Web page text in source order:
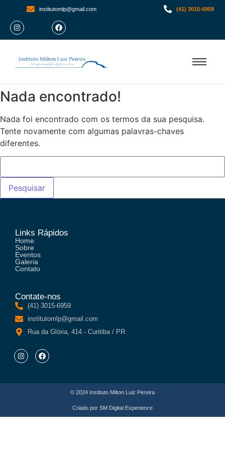
institutomlp@gmail.com (41) 3015-6959
Nada encontrado!
Nada foi encontrado com os termos da sua pesquisa.
Tente novamente com algumas palavras-chaves
diferentes.
Links Rápidos
Home
Sobre
Eventos
Galeria
Contato
Contate-nos
(41) 3015-6959
institutomlp@gmail.com
Rua da Glória, 414 - Curitiba / PR
© 2024 Instituto Milton Luiz Pereira
Criado por SM Digital Experience